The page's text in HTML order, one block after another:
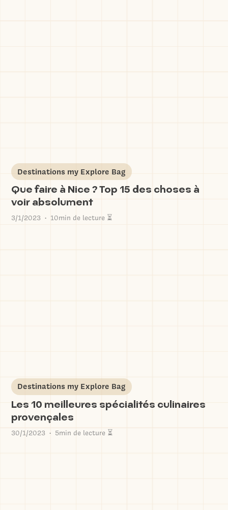
Destinations my Explore Bag
Que faire à Nice ? Top 15 des choses à
voir absolument
3/1/2023 • 10min de lecture ⏳
Destinations my Explore Bag
Les 10 meilleures spécialités culinaires
provençales
30/1/2023 • 5min de lecture ⏳